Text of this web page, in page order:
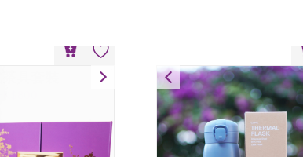
500毫升保溫瓶
HK$128